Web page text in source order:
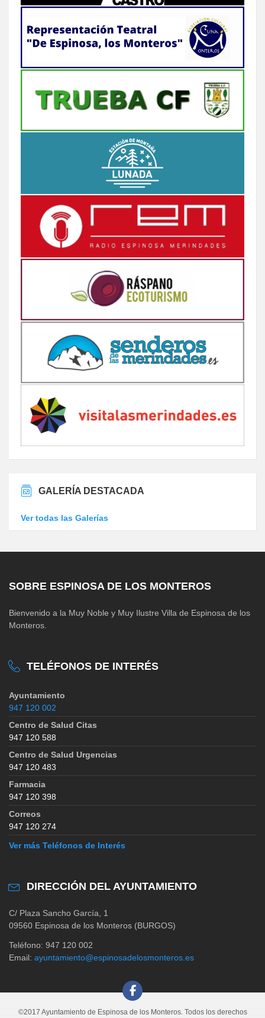
GALERÍA DESTACADA
Ver todas las Galerías
SOBRE ESPINOSA DE LOS MONTEROS
Bienvenido a la Muy Noble y Muy Ilustre Villa de Espinosa de los
Monteros.
TELÉFONOS DE INTERÉS
Ayuntamiento
947 120 002
Centro de Salud Citas
947 120 588
Centro de Salud Urgencias
947 120 483
Farmacia
947 120 398
Correos
947 120 274
Ver más Teléfonos de Interés
DIRECCIÓN DEL AYUNTAMIENTO
C/ Plaza Sancho García, 1
09560 Espinosa de los Monteros (BURGOS)
Teléfono: 947 120 002
Email: ayuntamiento@espinosadelosmonteros.es
©2017 Ayuntamiento de Espinosa de los Monteros. Todos los derechos